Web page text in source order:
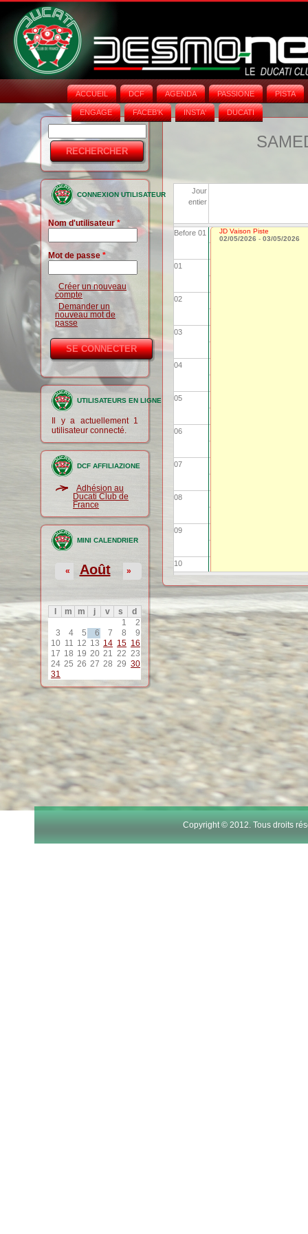
ACCUEIL DCF AGENDA PASSIONE PISTA
ENGAGE FACEB'K INSTA‘ DUCATI
Formulaire
de
recherche
CONNEXION UTILISATEUR
Nom d'utilisateur*
Mot de passe *
Créer un nouveau
compte
Demander un
nouveau mot de
passe
UTILISATEURS EN LIGNE
Il y a actuellement 1
utilisateur connecté.
DCF AFFILIAZIONE
Adhésion au
Ducati Club de
France
MINI CALENDRIER
Août
« »
m m j v s
d
1
2
3
4 5 6 7 8
9
10 11 12 13 14 15 16
17 18 19 20 21 22 23
24 25 26 27 28 29 30
31
Jour
entier
Before 01
01
02
03
04
05
06
07
08
09
10
11
12
13
15
17
JD Vaison Piste
02/05/2026 - 03/05/2026
Copyright © 2012. Tous droits